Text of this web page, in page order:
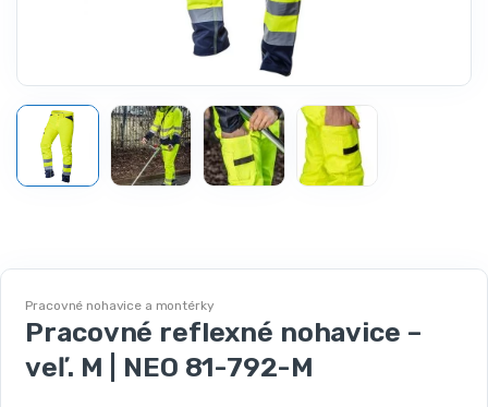
Pracovné nohavice a montérky
Pracovné reflexné nohavice –
veľ. M | NEO 81-792-M